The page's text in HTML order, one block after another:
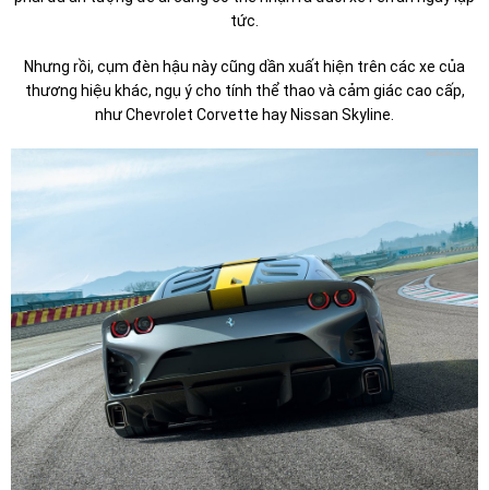
tức.
Nhưng rồi, cụm đèn hậu này cũng dần xuất hiện trên các xe của
thương hiệu khác, ngụ ý cho tính thể thao và cảm giác cao cấp,
như Chevrolet Corvette hay Nissan Skyline.